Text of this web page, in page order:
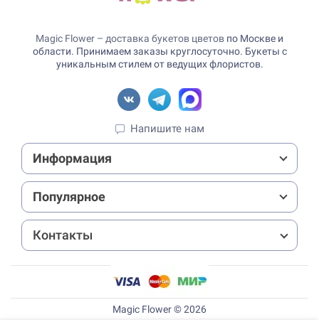
Magic Flower – доставка букетов цветов по Москве и
области. Принимаем заказы круглосуточно. Букеты с
уникальным стилем от ведущих флористов.
Напишите нам
Информация
Популярное
Контакты
Magic Flower © 2026